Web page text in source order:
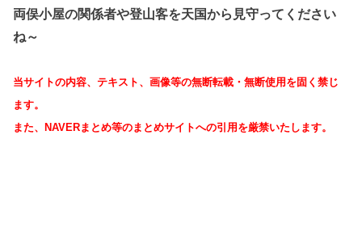
両俣小屋の関係者や登山客を天国から見守ってください
ね～
当サイトの内容、テキスト、画像等の無断転載・無断使用を固く禁じ
ます。
また、NAVERまとめ等のまとめサイトへの引用を厳禁いたします。